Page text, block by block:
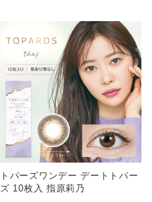
トパーズワンデー デートトパー
ズ 10枚入 指原莉乃